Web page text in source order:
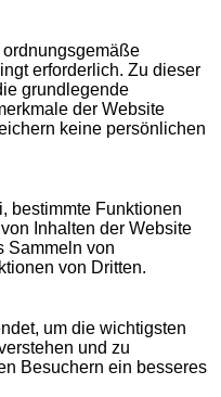
erforderlich. Zu dieser
grundlegende
der Website
keine persönlichen
bestimmte Funktionen
Inhalten der Website
Sammeln von
von Dritten.
um die wichtigsten
und zu
Besuchern ein besseres